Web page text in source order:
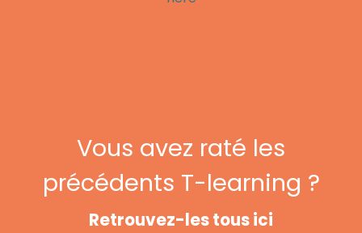
Vous avez raté les
précédents T-learning ?
Retrouvez-les tous ici